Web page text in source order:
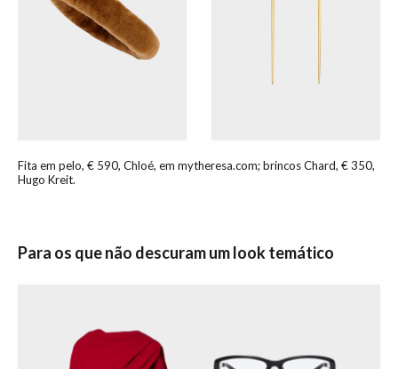
Fita em pelo, € 590, Chloé, em mytheresa.com; brincos Chard, € 350,
Hugo Kreit.
Para os que não descuram um look temático